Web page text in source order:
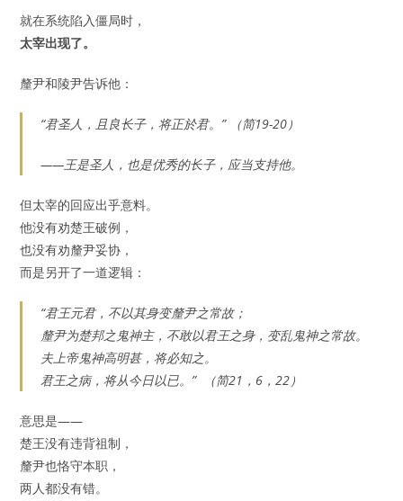
就在系统陷入僵局时，
太宰出现了。
釐尹和陵尹告诉他：
“君圣人，且良长子，将正於君。” （简19-20）
——王是圣人，也是优秀的长子，应当支持他。
但太宰的回应出乎意料。
他没有劝楚王破例，
也没有劝釐尹妥协，
而是另开了一道逻辑：
“君王元君，不以其身变釐尹之常故；
釐尹为楚邦之鬼神主，不敢以君王之身，变乱鬼神之常故。
夫上帝鬼神高明甚，将必知之。
君王之病，将从今日以已。” （简21，6，22）
意思是——
楚王没有违背祖制，
釐尹也恪守本职，
两人都没有错。